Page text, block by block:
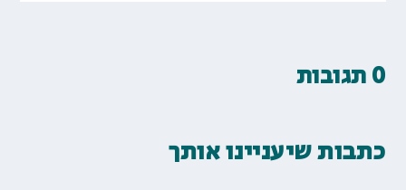
0 תגובות
כתבות שיעניינו אותך